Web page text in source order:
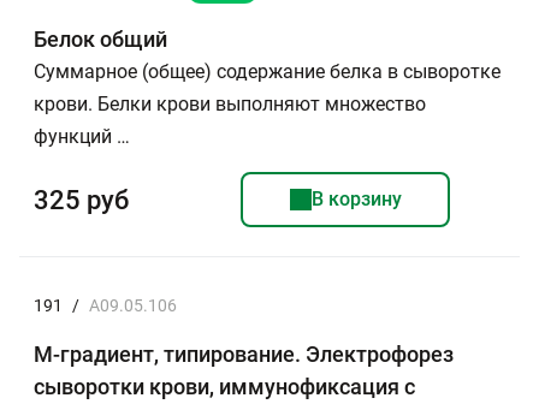
Белок общий
Суммарное (общее) содержание белка в сыворотке
крови. Белки крови выполняют множество
функций …
325 руб В корзину
191 / A09.05.106
М-градиент, типирование. Электрофорез
сыворотки крови, иммунофиксация с